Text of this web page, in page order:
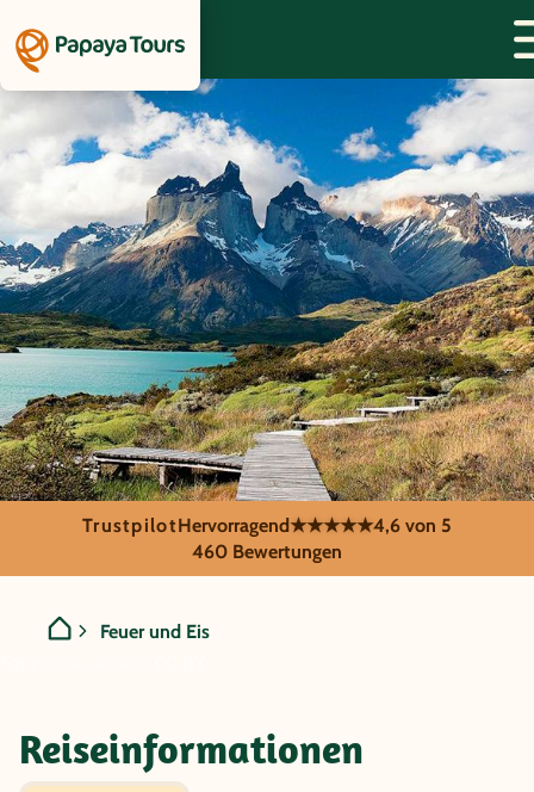
GRUPPENREISE:
Chile - Feuer und Eis
TrustpilotHervorragend★★★★★4,6 von 5
460 Bewertungen
Feuer und Eis
Reiseinformationen